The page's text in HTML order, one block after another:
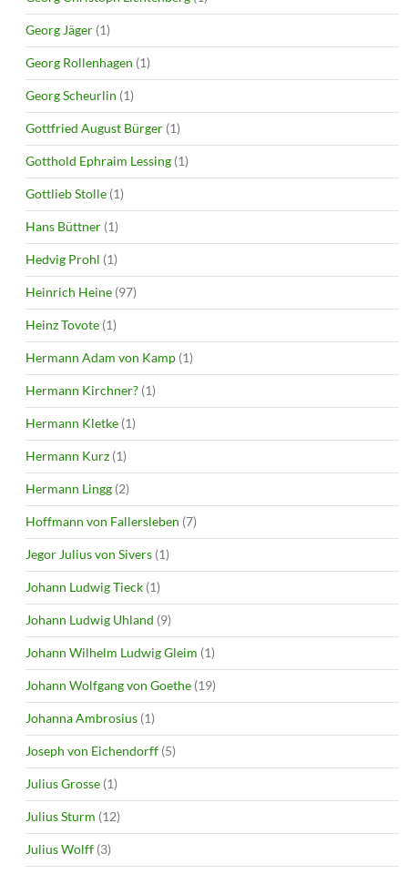
Georg Jäger (1)
Georg Rollenhagen (1)
Georg Scheurlin (1)
Gottfried August Bürger (1)
Gotthold Ephraim Lessing (1)
Gottlieb Stolle (1)
Hans Büttner (1)
Hedvig Prohl (1)
Heinrich Heine (97)
Heinz Tovote (1)
Hermann Adam von Kamp (1)
Hermann Kirchner? (1)
Hermann Kletke (1)
Hermann Kurz (1)
Hermann Lingg (2)
Hoffmann von Fallersleben (7)
Jegor Julius von Sivers (1)
Johann Ludwig Tieck (1)
Johann Ludwig Uhland (9)
Johann Wilhelm Ludwig Gleim (1)
Johann Wolfgang von Goethe (19)
Johanna Ambrosius (1)
Joseph von Eichendorff (5)
Julius Grosse (1)
Julius Sturm (12)
Julius Wolff (3)